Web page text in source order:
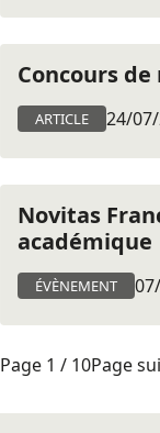
Concours
ARTICLE 24/
Novitas
académique
ÉVÈNEMENT
Page 1 / 10Page